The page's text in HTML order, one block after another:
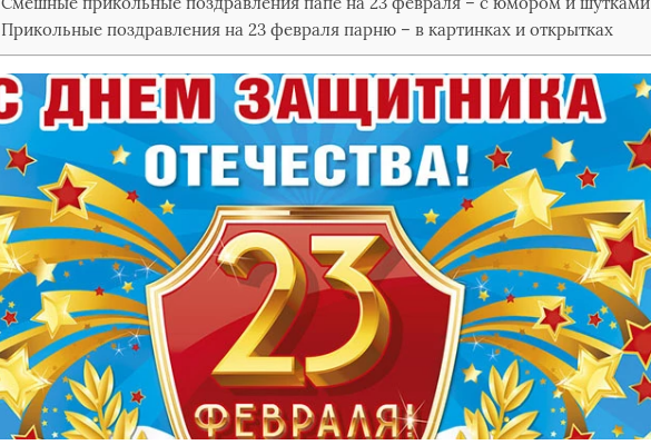
Прикольные поздравления на 23 февраля парню – в картинках и открытках